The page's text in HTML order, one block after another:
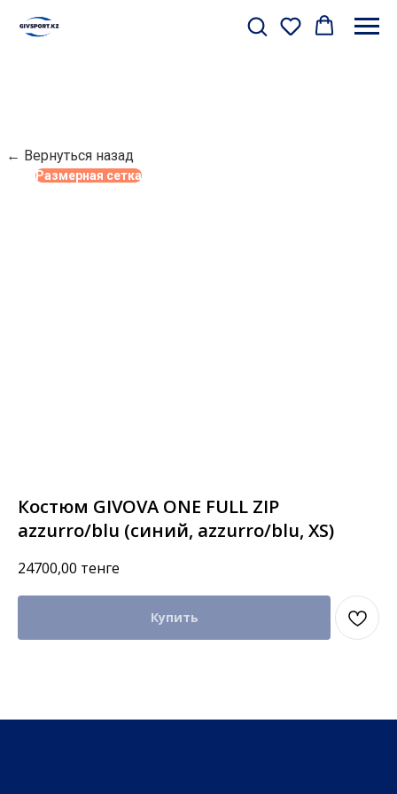
← Вернуться назад
Размерная сетка
Костюм GIVOVA ONE FULL ZIP
azzurro/blu (синий, azzurro/blu, XS)
24700,00 тенге
Купить